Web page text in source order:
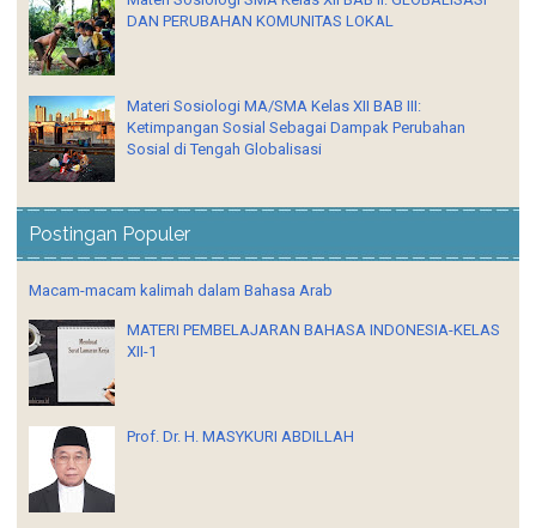
DAN PERUBAHAN KOMUNITAS LOKAL
Materi Sosiologi MA/SMA Kelas XII BAB III:
Ketimpangan Sosial Sebagai Dampak Perubahan
Sosial di Tengah Globalisasi
Postingan Populer
Macam-macam kalimah dalam Bahasa Arab
MATERI PEMBELAJARAN BAHASA INDONESIA-KELAS
XII-1
Prof. Dr. H. MASYKURI ABDILLAH